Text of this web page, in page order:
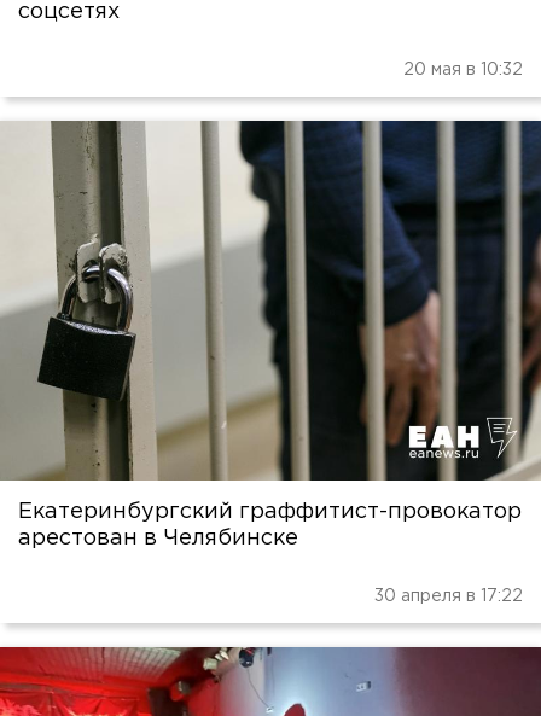
соцсетях
20 мая в 10:32
Екатеринбургский граффитист-провокатор
арестован в Челябинске
30 апреля в 17:22